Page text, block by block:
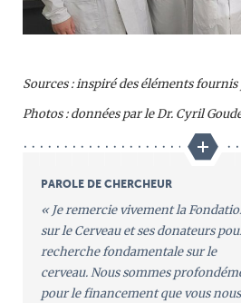
Sources : inspiré des éléments
Photos : données par le Dr. Cyril
PAROLE DE CHERCHEUR
« Je remercie vivement la
sur le Cerveau et ses donateurs
recherche fondamentale sur le
cerveau. Nous sommes
pour le financement que vous